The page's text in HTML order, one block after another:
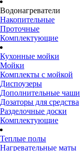
Водонагреватели
Накопительные
Проточные
Комплектующие
Кухонные мойки
Мойки
Комплекты с мойкой
Диспоузеры
Дополнительные чаши
Дозаторы для средства
Разделочные доски
Комплектующие
Теплые полы
Нагревательные маты